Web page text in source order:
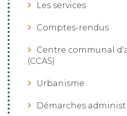
Les services
Comptes-rendus
Centre communal
(CCAS)
Urbanisme
Démarches